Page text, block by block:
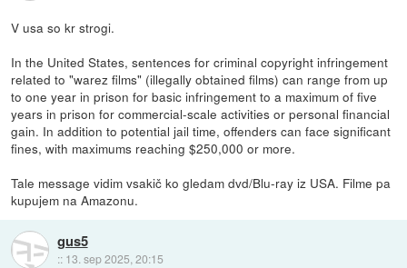
V usa so kr strogi.
In the United States, sentences for criminal copyright infringement
related to "warez films" (illegally obtained films) can range from up
to one year in prison for basic infringement to a maximum of five
years in prison for commercial-scale activities or personal financial
gain. In addition to potential jail time, offenders can face significant
fines, with maximums reaching $250,000 or more.
Tale message vidim vsakič ko gledam dvd/Blu-ray iz USA. Filme pa
kupujem na Amazonu.
gus5
:: 13. sep 2025, 20:15